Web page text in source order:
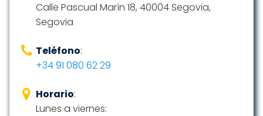
Calle Pascual Marín 18, 40004 Segovia,
Segovia
Teléfono:
+34 91 080 62 29
Horario:
Lunes a viernes: